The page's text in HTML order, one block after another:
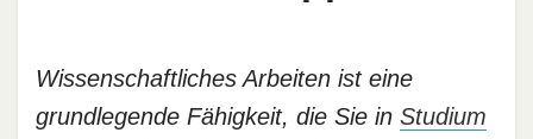
Wissenschaftliches Arbeiten ist eine
grundlegende Fähigkeit, die Sie in Studium